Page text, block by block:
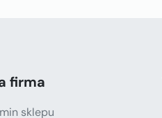
firma
sklepu